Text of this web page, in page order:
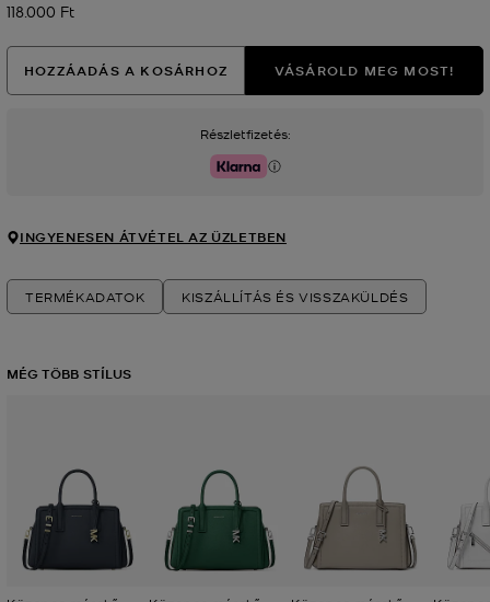
Jelenleg
118.000 Ft
HOZZÁADÁS A KOSÁRHOZ VÁSÁROLD MEG MOST!
Részletfizetés:
Klarna
INGYENESEN ÁTVÉTEL AZ ÜZLETBEN
TERMÉKADATOK KISZÁLLÍTÁS ÉS VISSZAKÜLDÉS
MÉG TÖBB STÍLUS